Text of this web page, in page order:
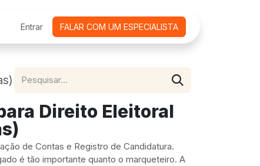
CURSOS ONLINE AGENDAMENTO DE REUNIÕES
Entrar FALAR COM UM ESPECIALISTA
Direito Eleitoral
de Contas e Registro de Candidatura.
é tão importante quanto o marqueteiro. A